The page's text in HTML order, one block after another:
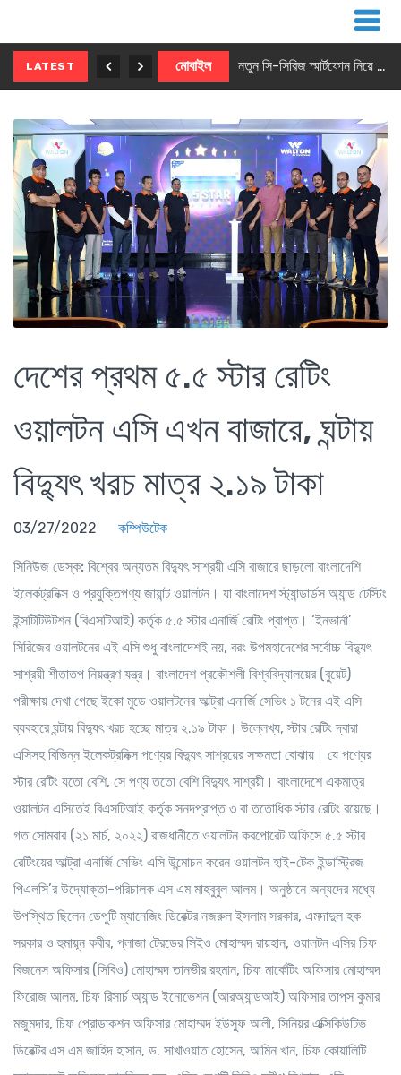
LATEST মোবাইল নতুন সি-সিরিজ স্মার্টফোন নিয়ে আসছে রিয়েলমি
দেশের প্রথম ৫.৫ স্টার রেটিং
ওয়ালটন এসি এখন বাজারে, ঘন্টায়
বিদ্যুৎ খরচ মাত্র ২.১৯ টাকা
03/27/2022 কম্পিউটেক
সিনিউজ ডেস্ক: বিশ্বের অন্যতম বিদ্যুৎ সাশ্রয়ী এসি বাজারে ছাড়লো বাংলাদেশি
ইলেকট্রনিক্স ও প্রযুক্তিপণ্য জায়ান্ট ওয়ালটন। যা বাংলাদেশ স্ট্যান্ডার্ডস অ্যান্ড টেস্টিং
ইন্সটিটিউটশন (বিএসটিআই) কর্তৃক ৫.৫ স্টার এনার্জি রেটিং প্রাপ্ত। ‘ইনভার্না’
সিরিজের ওয়ালটনের এই এসি শুধু বাংলাদেশই নয়, বরং উপমহাদেশের সর্বোচ্চ বিদ্যুৎ
সাশ্রয়ী শীতাতপ নিয়ন্ত্রণ যন্ত্র। বাংলাদেশ প্রকৌশলী বিশ্ববিদ্যালয়ের (বুয়েট)
পরীক্ষায় দেখা গেছে ইকো মুডে ওয়ালটনের আল্ট্রা এনার্জি সেভিং ১ টনের এই এসি
ব্যবহারে ঘন্টায় বিদ্যুৎ খরচ হচ্ছে মাত্র ২.১৯ টাকা। উল্লেখ্য, স্টার রেটিং দ্বারা
এসিসহ বিভিন্ন ইলেকট্রনিক্স পণ্যের বিদ্যুৎ সাশ্রয়ের সক্ষমতা বোঝায়। যে পণ্যের
স্টার রেটিং যতো বেশি, সে পণ্য ততো বেশি বিদ্যুৎ সাশ্রয়ী। বাংলাদেশে একমাত্র
ওয়ালটন এসিতেই বিএসটিআই কর্তৃক সনদপ্রাপ্ত ৩ বা ততোধিক স্টার রেটিং রয়েছে।
গত সোমবার (২১ মার্চ, ২০২২) রাজধানীতে ওয়ালটন করপোরেট অফিসে ৫.৫ স্টার
রেটিংয়ের আল্ট্রা এনার্জি সেভিং এসি উন্মোচন করেন ওয়ালটন হাই-টেক ইন্ডাস্ট্রিজ
পিএলসি’র উদ্যোক্তা-পরিচালক এস এম মাহবুবুল আলম। অনুষ্ঠানে অন্যদের মধ্যে
উপস্থিত ছিলেন ডেপুটি ম্যানেজিং ডিরেক্টর নজরুল ইসলাম সরকার, এমদাদুল হক
সরকার ও হুমায়ূন কবীর, প্লাজা ট্রেডের সিইও মোহাম্মদ রায়হান, ওয়ালটন এসির চিফ
বিজনেস অফিসার (সিবিও) মোহাম্মদ তানভীর রহমান, চিফ মার্কেটিং অফিসার মোহাম্মদ
ফিরোজ আলম, চিফ রিসার্চ অ্যান্ড ইনোভেশন (আরঅ্যান্ডআই) অফিসার তাপস কুমার
মজুমদার, চিফ প্রোডাকশন অফিসার মোহাম্মদ ইউসুফ আলী, সিনিয়র এক্সিকিউটিভ
ডিরেক্টর এস এম জাহিদ হাসান, ড. সাখাওয়াত হোসেন, আমিন খান, চিফ কোয়ালিটি